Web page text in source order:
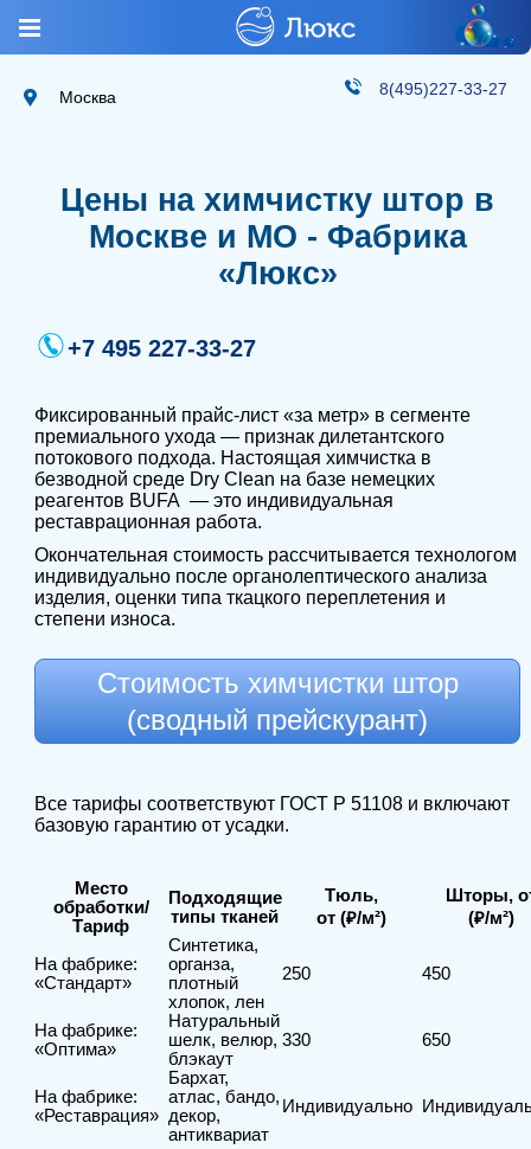
Москва 8(495)227-33-27
Цены на химчистку штор в
Москве и МО - Фабрика
«Люкс»
+7 495 227-33-27
Фиксированный прайс-лист «за метр» в сегменте
премиального ухода — признак дилетантского
потокового подхода. Настоящая химчистка в
безводной среде Dry Clean на базе немецких
реагентов BUFA — это индивидуальная
реставрационная работа.
Окончательная стоимость рассчитывается технологом
индивидуально после органолептического анализа
изделия, оценки типа ткацкого переплетения и
степени износа.
Стоимость химчистки штор
(сводный прейскурант)
Все тарифы соответствуют ГОСТ Р 51108 и включают
базовую гарантию от усадки.
Место
обработки/
Тариф
Подходящие
типы тканей
Тюль,
от (₽/м²)
Шторы,
(₽/м²)
На фабрике:
«Стандарт»
Синтетика,
органза,
плотный
хлопок, лен
250 450
На фабрике:
«Оптима»
Натуральный
шелк, велюр,
блэкаут
330 650
На фабрике:
«Реставрация»
Бархат,
атлас, бандо,
декор,
антиквариат
Индивидуально